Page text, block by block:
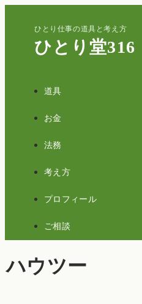
ひとり仕事の道具と考え方
ひとり堂316
道具
お金
法務
考え方
プロフィール
ご相談
ハウツー